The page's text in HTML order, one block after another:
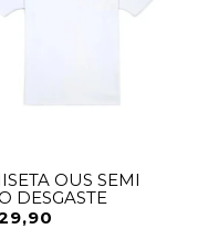
OUS SEMI
DESGASTE